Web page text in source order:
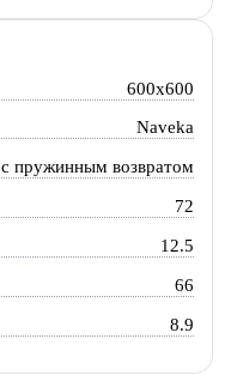
600x600
Naveka
c пружинным возвратом
72
12.5
66
8.9